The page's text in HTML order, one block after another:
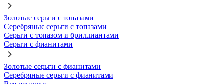
Золотые серьги с топазами
Серебряные серьги с топазами
Серьги с топазом и бриллиантами
Серьги с фианитами
Золотые серьги с фианитами
Серебряные серьги с фианитами